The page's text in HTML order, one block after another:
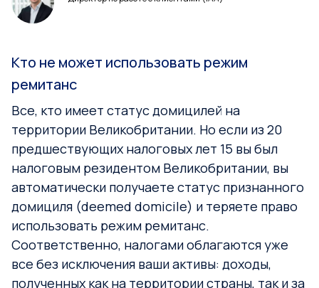
Кто не может использовать режим
ремитанс
Все, кто имеет статус домицилей на
территории Великобритании. Но если из 20
предшествующих налоговых лет 15 вы был
налоговым резидентом Великобритании, вы
автоматически получаете статус признанного
домициля (deemed domicile) и теряете право
использовать режим ремитанс.
Соответственно, налогами облагаются уже
все без исключения ваши активы: доходы,
полученных как на территории страны, так и за